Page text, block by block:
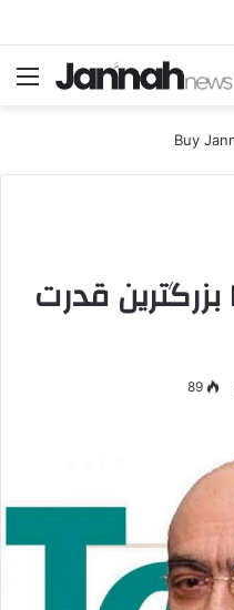
«دموکرات» شد!
قدرت
89